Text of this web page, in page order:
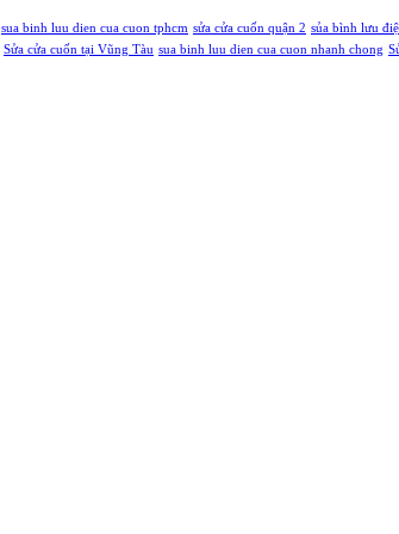
sua binh luu dien cua cuon tphcm sửa cửa cuốn quận 2 sủa bình lưu
Sửa cửa cuốn tại Vũng Tàu sua binh luu dien cua cuon nhanh chong